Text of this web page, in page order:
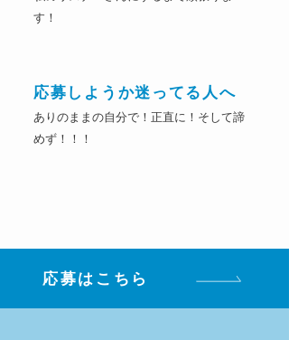
す！
応募しようか迷ってる人へ
ありのままの自分で！正直に！そして諦
めず！！！
応募はこちら